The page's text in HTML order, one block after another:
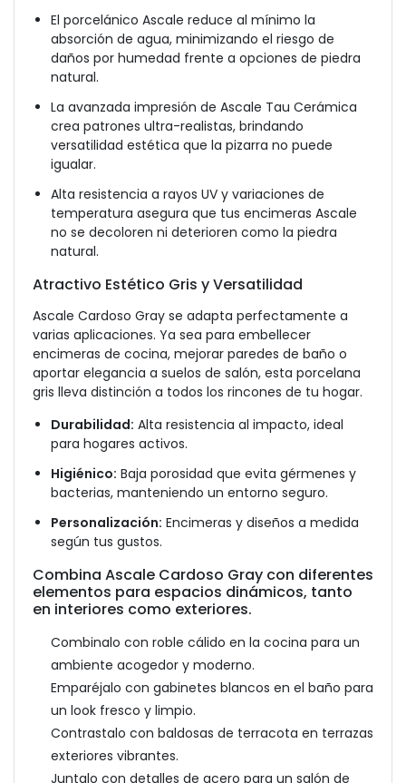
El porcelánico Ascale reduce al mínimo la
absorción de agua, minimizando el riesgo de
daños por humedad frente a opciones de piedra
natural.
La avanzada impresión de Ascale Tau Cerámica
crea patrones ultra-realistas, brindando
versatilidad estética que la pizarra no puede
igualar.
Alta resistencia a rayos UV y variaciones de
temperatura asegura que tus encimeras Ascale
no se decoloren ni deterioren como la piedra
natural.
Atractivo Estético Gris y Versatilidad
Ascale Cardoso Gray se adapta perfectamente a
varias aplicaciones. Ya sea para embellecer
encimeras de cocina, mejorar paredes de baño o
aportar elegancia a suelos de salón, esta porcelana
gris lleva distinción a todos los rincones de tu hogar.
Durabilidad: Alta resistencia al impacto, ideal
para hogares activos.
Higiénico: Baja porosidad que evita gérmenes y
bacterias, manteniendo un entorno seguro.
Personalización: Encimeras y diseños a medida
según tus gustos.
Combina Ascale Cardoso Gray con diferentes
elementos para espacios dinámicos, tanto
en interiores como exteriores.
Combinalo con roble cálido en la cocina para un
ambiente acogedor y moderno.
Emparéjalo con gabinetes blancos en el baño para
un look fresco y limpio.
Contrastalo con baldosas de terracota en terrazas
exteriores vibrantes.
Juntalo con detalles de acero para un salón de